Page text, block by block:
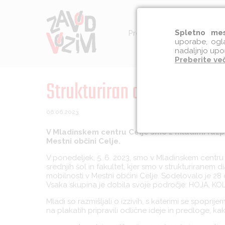
Preventiva Socialna
Strukturiran dialog iz
06.06.2023
V Mladinskem centru Celje smo z mladimi
Mestni občini Celje.
V ponedeljek, 5. 6. 2023, smo v Mladinskem
srednjih šol in fakultet, kjer smo v strukturiranem
mobilnosti v Mestni občini Celje. Sodelovalo je
Vsaka skupina je dobila svoje področje: HOJA,
Mladi so razmišljali o izzivih, s katerimi se
na plakatih pripravili odlične ideje in predloge,
Spletno
uporabe,
nadaljnjo
Preberite